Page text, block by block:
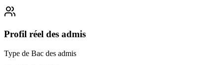
Profil réel des admis
Type de Bac des admis